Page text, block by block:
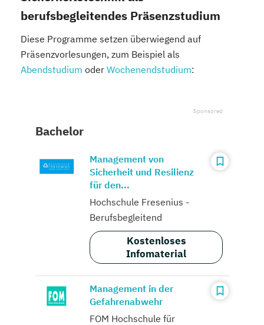
berufsbegleitendes Präsenzstudium
Diese Programme setzen überwiegend auf
Präsenzvorlesungen, zum Beispiel als
Abendstudium oder Wochenendstudium:
Bachelor
Management von
Sicherheit und Resilienz
für den...
Hochschule Fresenius -
Berufsbegleitend
Kostenloses
Infomaterial
Management in der
Gefahrenabwehr
FOM Hochschule für